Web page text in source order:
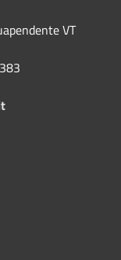
VT